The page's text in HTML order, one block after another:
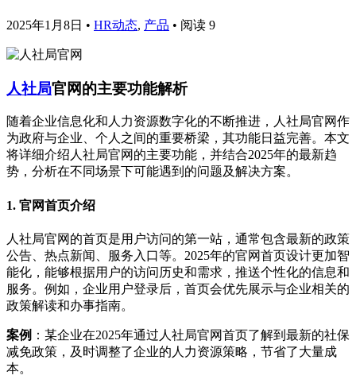
2025年1月8日 • HR动态, 产品 • 阅读 9
人社局官网的主要功能解析
随着企业信息化和人力资源数字化的不断推进，人社局官网作
为政府与企业、个人之间的重要桥梁，其功能日益完善。本文
将详细介绍人社局官网的主要功能，并结合2025年的最新趋
势，分析在不同场景下可能遇到的问题及解决方案。
1. 官网首页介绍
人社局官网的首页是用户访问的第一站，通常包含最新的政策
公告、热点新闻、服务入口等。2025年的官网首页设计更加智
能化，能够根据用户的访问历史和需求，推送个性化的信息和
服务。例如，企业用户登录后，首页会优先展示与企业相关的
政策解读和办事指南。
案例 ：某企业在2025年通过人社局官网首页了解到最新的社保
减免政策，及时调整了企业的人力资源策略，节省了大量成
本。